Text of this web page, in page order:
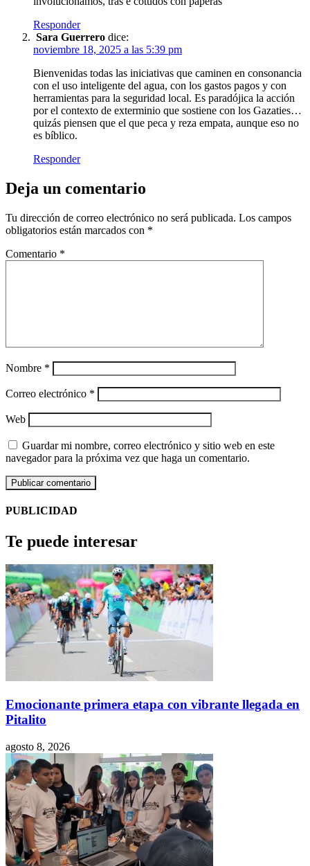
Responder
Sara Guerrero dice:
noviembre 18, 2025 a las 5:39 pm
Bienvenidas todas las iniciativas que caminen en consonancia
con el uso inteligente del agua, con los gastos pagos y con
herramientas para la seguridad local. Es paradójica la acción
por el contexto de exterminio que sostiene con los Gazaties…
quizás piensen que el que peca y reza empata, aunque eso no
es bíblico.
Responder
Deja un comentario
Tu dirección de correo electrónico no será publicada. Los campos
obligatorios están marcados con *
Comentario *
Nombre *
Correo electrónico *
Web
Guardar mi nombre, correo electrónico y sitio web en este
navegador para la próxima vez que haga un comentario.
PUBLICIDAD
Te puede interesar
Emocionante primera etapa con vibrante llegada en
Pitalito
agosto 8, 2026